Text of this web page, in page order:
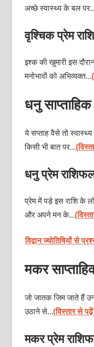
अच्छे स्वास्थ्य के बल
वृश्चिक प्रेम
इश्क की खुमारी इस
मनोभावों को अभिव्यक्त…
धनु
ये सप्ताह वैसे तो
किसी भी बात पर…
धनु प्रेम
प्रेम में पड़े इस राशि के
और अपने मन के…
विद्वान ज्योतिषियों से
मकर
जो जातक जिम जाते हैं
उठाने से…(विस्तार से
मकर प्रेम